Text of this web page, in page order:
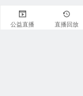
公益直播 直播回放